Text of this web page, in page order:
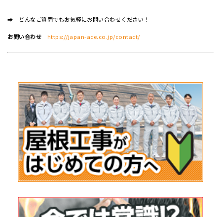
➡ どんなご質問でもお気軽にお問い合わせください！
お問い合わせ https://japan-ace.co.jp/contact/